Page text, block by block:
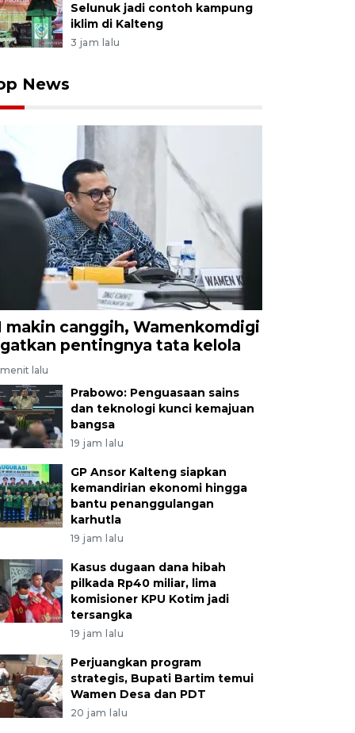
Selunuk jadi contoh kampung
iklim di Kalteng
3 jam lalu
News
makin canggih, Wamenkomdigi
pentingnya tata kelola
lalu
Prabowo: Penguasaan sains
dan teknologi kunci kemajuan
bangsa
19 jam lalu
GP Ansor Kalteng siapkan
kemandirian ekonomi hingga
bantu penanggulangan
karhutla
19 jam lalu
Kasus dugaan dana hibah
pilkada Rp40 miliar, lima
komisioner KPU Kotim jadi
tersangka
19 jam lalu
Perjuangkan program
strategis, Bupati Bartim temui
Wamen Desa dan PDT
20 jam lalu